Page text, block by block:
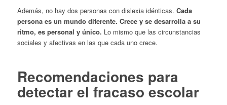
Además, no hay dos personas con dislexia idénticas. Cada
persona es un mundo diferente. Crece y se desarrolla a su
ritmo, es personal y único. Lo mismo que las circunstancias
sociales y afectivas en las que cada uno crece.
Recomendaciones para
detectar el fracaso escolar